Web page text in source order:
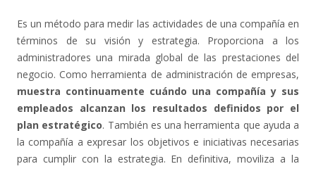
Es un método para medir las actividades de una compañía en
términos de su visión y estrategia. Proporciona a los
administradores una mirada global de las prestaciones del
negocio. Como herramienta de administración de empresas,
muestra continuamente cuándo una compañía y sus
empleados alcanzan los resultados definidos por el
plan estratégico. También es una herramienta que ayuda a
la compañía a expresar los objetivos e iniciativas necesarias
para cumplir con la estrategia. En definitiva, moviliza a la